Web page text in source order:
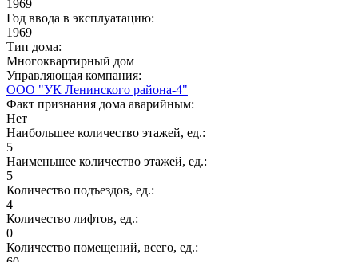
1969
Год ввода в эксплуатацию:
1969
Тип дома:
Многоквартирный дом
Управляющая компания:
ООО "УК Ленинского района-4"
Факт признания дома аварийным:
Нет
Наибольшее количество этажей, ед.:
5
Наименьшее количество этажей, ед.:
5
Количество подъездов, ед.:
4
Количество лифтов, ед.:
0
Количество помещений, всего, ед.: